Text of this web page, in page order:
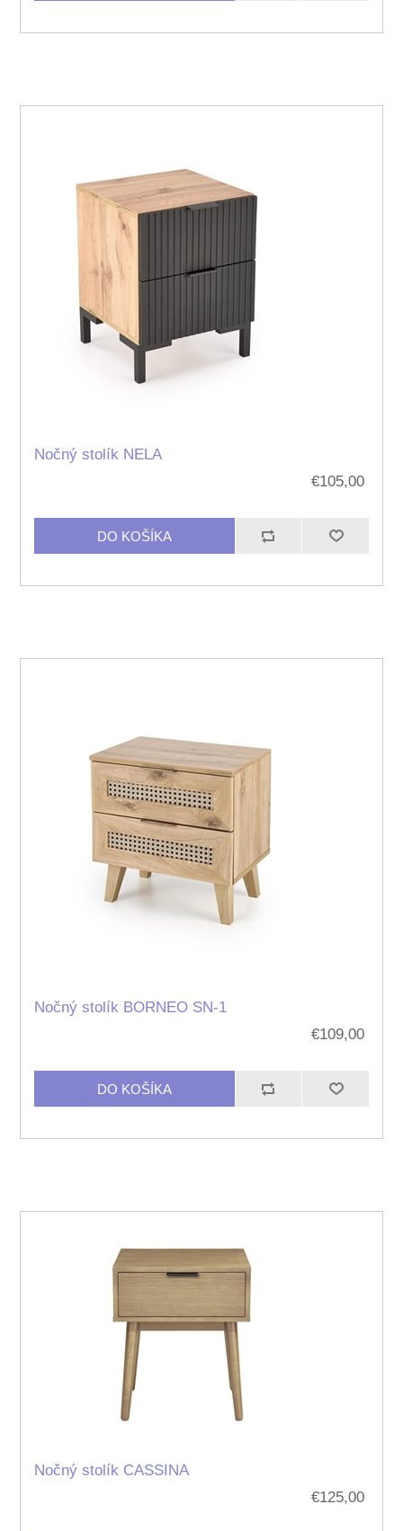
Nočný stolík NELA
€105,00
Nočný stolík BORNEO SN-1
€109,00
Nočný stolík CASSINA
€125,00